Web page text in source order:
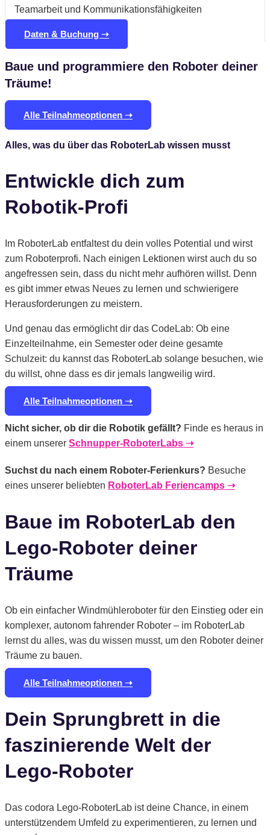
Teamarbeit und Kommunikationsfähigkeiten
Daten & Buchung ➝
Baue und programmiere den Roboter deiner
Träume!
Alle Teilnahmeoptionen ➝
Alles, was du über das RoboterLab wissen musst
Entwickle dich zum
Robotik-Profi
Im RoboterLab entfaltest du dein volles Potential und wirst
zum Roboterprofi. Nach einigen Lektionen wirst auch du so
angefressen sein, dass du nicht mehr aufhören willst. Denn
es gibt immer etwas Neues zu lernen und schwierigere
Herausforderungen zu meistern.
Und genau das ermöglicht dir das CodeLab: Ob eine
Einzelteilnahme, ein Semester oder deine gesamte
Schulzeit: du kannst das RoboterLab solange besuchen, wie
du willst, ohne dass es dir jemals langweilig wird.
Alle Teilnahmeoptionen ➝
Nicht sicher, ob dir die Robotik gefällt? Finde es heraus in
einem unserer Schnupper-RoboterLabs ➝
Suchst du nach einem Roboter-Ferienkurs? Besuche
eines unserer beliebten RoboterLab Feriencamps ➝
Baue im RoboterLab den
Lego-Roboter deiner
Träume
Ob ein einfacher Windmühleroboter für den Einstieg oder ein
komplexer, autonom fahrender Roboter – im RoboterLab
lernst du alles, was du wissen musst, um den Roboter deiner
Träume zu bauen.
Alle Teilnahmeoptionen ➝
Dein Sprungbrett in die
faszinierende Welt der
Lego-Roboter
Das codora Lego-RoboterLab ist deine Chance, in einem
unterstützendem Umfeld zu experimentieren, zu lernen und